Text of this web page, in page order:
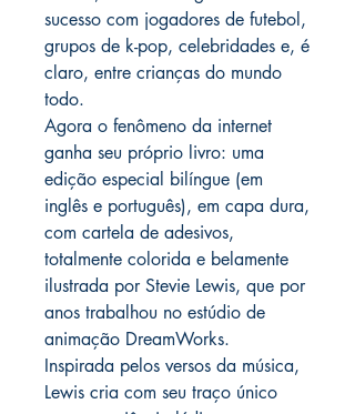
sucesso com jogadores de futebol,
grupos de k-pop, celebridades e, é
claro, entre crianças do mundo
todo.
Agora o fenômeno da internet
ganha seu próprio livro: uma
edição especial bilíngue (em
inglês e português), em capa dura,
com cartela de adesivos,
totalmente colorida e belamente
ilustrada por Stevie Lewis, que por
anos trabalhou no estúdio de
animação DreamWorks.
Inspirada pelos versos da música,
Lewis cria com seu traço único